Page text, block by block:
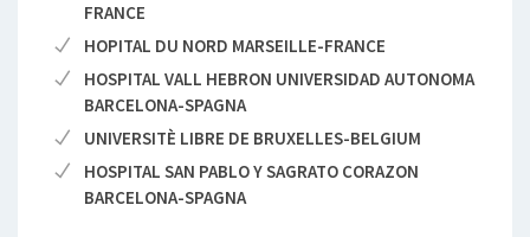
FRANCE
HOPITAL DU NORD MARSEILLE-FRANCE
HOSPITAL VALL HEBRON UNIVERSIDAD AUTONOMA
BARCELONA-SPAGNA
UNIVERSITÈ LIBRE DE BRUXELLES-BELGIUM
HOSPITAL SAN PABLO Y SAGRATO CORAZON
BARCELONA-SPAGNA